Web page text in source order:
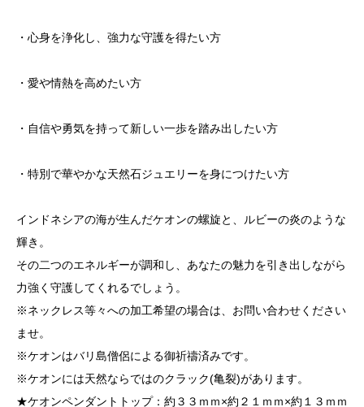
・心身を浄化し、強力な守護を得たい方
・愛や情熱を高めたい方
・自信や勇気を持って新しい一歩を踏み出したい方
・特別で華やかな天然石ジュエリーを身につけたい方
インドネシアの海が生んだケオンの螺旋と、ルビーの炎のような
輝き。
その二つのエネルギーが調和し、あなたの魅力を引き出しながら
力強く守護してくれるでしょう。
※ネックレス等々への加工希望の場合は、お問い合わせください
ませ。
※ケオンはバリ島僧侶による御祈禱済みです。
※ケオンには天然ならではのクラック(亀裂)があります。
★ケオンペンダントトップ：約３３ｍｍ×約２１ｍｍ×約１３ｍｍ